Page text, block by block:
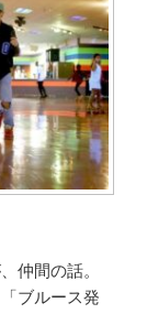
仲間の話。
ブルース発